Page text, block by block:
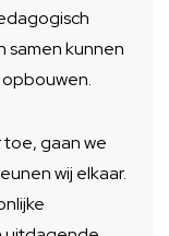
samen kunnen
toe, gaan we
wij elkaar.